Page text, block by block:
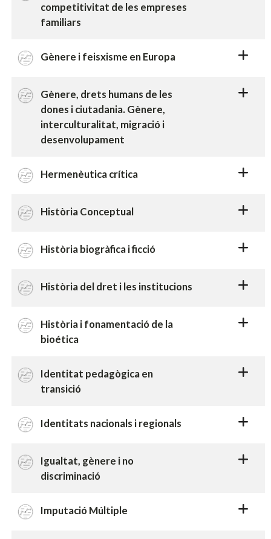
competitivitat de les empreses
familiars
Gènere i feisxisme en Europa
Gènere, drets humans de les
dones i ciutadania. Gènere,
interculturalitat, migració i
desenvolupament
Hermenèutica crítica
Història Conceptual
Història biogràfica i ficció
Història del dret i les institucions
Història i fonamentació de la
bioética
Identitat pedagògica en
transició
Identitats nacionals i regionals
Igualtat, gènere i no
discriminació
Imputació Múltiple